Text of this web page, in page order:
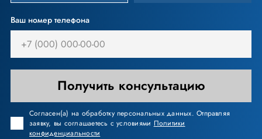
Ваш номер телефона
Получить консультацию
Согласен(а) на обработку персональных данных. Отправляя
заявку, вы соглашаетесь с условиями Политики
конфиденциальности